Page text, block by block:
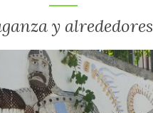
y alrededores